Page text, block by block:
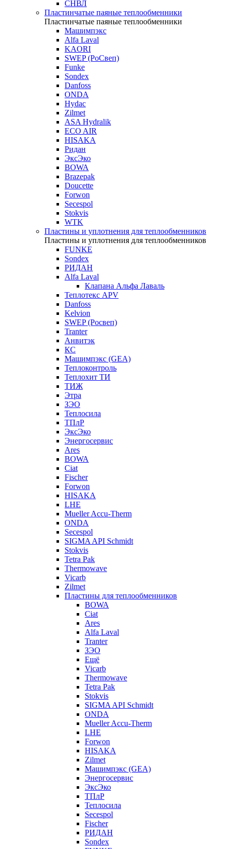
СНВЛ
Пластинчатые паяные теплообменники
Пластинчатые паяные теплообменники
Машимпэкс
Alfa Laval
KAORI
SWEP (РоСвеп)
Funke
Sondex
Danfoss
ONDA
Hydac
Zilmet
ASA Hydralik
ECO AIR
HISAKA
Ридан
ЭксЭко
BOWA
Brazepak
Doucette
Forwon
Secespol
Stokvis
WTK
Пластины и уплотнения для теплообменников
Пластины и уплотнения для теплообменников
FUNKE
Sondex
РИДАН
Alfa Laval
Клапана Альфа Лаваль
Теплотекс APV
Danfoss
Kelvion
SWEP (Росвеп)
Tranter
Анвитэк
КС
Машимпэкс (GEA)
Теплоконтроль
Теплохит ТИ
ТИЖ
Этра
ЗЭО
Теплосила
ТПлР
ЭксЭко
Энергосервис
Ares
BOWA
Ciat
Fischer
Forwon
HISAKA
LHE
Mueller Accu-Therm
ONDA
Secespol
SIGMA API Schmidt
Stokvis
Tetra Pak
Thermowave
Vicarb
Zilmet
Пластины для теплообменников
BOWA
Ciat
Ares
Alfa Laval
Tranter
ЗЭО
Ещё
Vicarb
Thermowave
Tetra Pak
Stokvis
SIGMA API Schmidt
ONDA
Mueller Accu-Therm
LHE
Forwon
HISAKA
Zilmet
Машимпэкс (GEA)
Энергосервис
ЭксЭко
ТПлР
Теплосила
Secespol
Fischer
РИДАН
Sondex